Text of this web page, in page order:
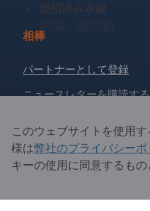
相棒
パートナーとして登録
ニュースレターを購読する
ご質問は？
よくあるご質問
サービス内容
このウェブサイトを使用
様は弊社のプライバシーポ
キーの使用に同意するもの